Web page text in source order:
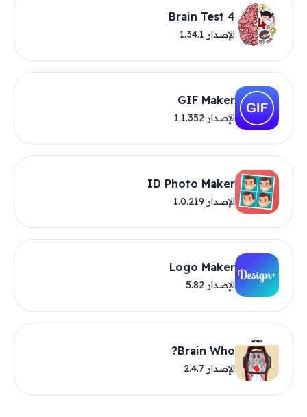
Brain Test 4
الإصدار 1.34.1
GIF Maker
الإصدار 1.1.352
ID Photo Maker
الإصدار 1.0.219
Logo Maker
الإصدار 5.82
Brain Who?
الإصدار 2.4.7